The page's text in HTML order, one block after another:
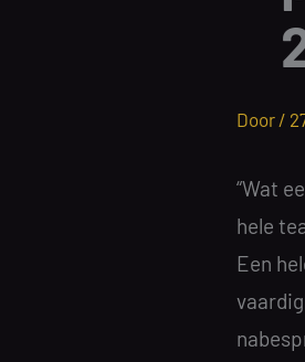
Door /
“Wat
hele
Een